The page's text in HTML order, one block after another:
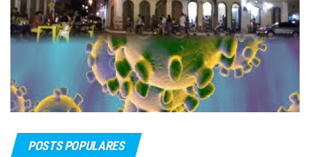
POSTS POPULARES